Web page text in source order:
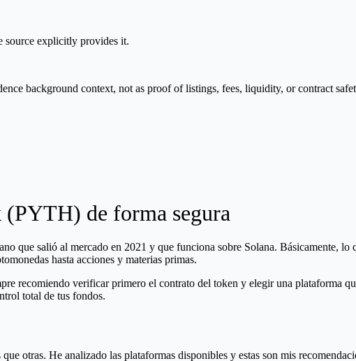
source explicitly provides it.
background context, not as proof of listings, fees, liquidity, or contract
de forma segura
que salió al mercado en 2021 y que funciona sobre Solana. Básicamente, lo
hasta acciones y materias primas.
recomiendo verificar primero el contrato del token y elegir una plataforma
total de tus fondos.
otras. He analizado las plataformas disponibles y estas son mis